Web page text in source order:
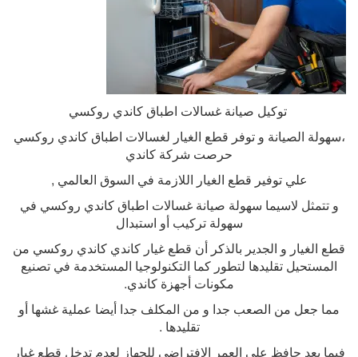
توكيل صيانة غسالات اطباق كاندي روكسي
،سهولة الصيانة و توفر قطع الغيار لغسالات اطباق كاندي روكسي
حرصت شركة كاندي
علي توفير قطع الغيار اللازمة في السوق العالمي ,
و تتمثل لاسيما سهولة صيانة غسالات اطباق كاندي روكسي في
سهولة تركيب أو استبدال
قطع الغيار و الجدير بالذكر أن قطع غيار كاندي كاندي روكسي من
المستحيل تقليدها لتطور كما التكنولوجيا المستخدمة في تصنيع
مكونات أجهزة كاندي.
مما جعل من الصعب جدا و من المكلف جدا أيضا عملية غشها أو
تقليدها .
فيما بعد حافظ علي العمر الإفتراضي للجهاز لعدم تدخل قطع غيار